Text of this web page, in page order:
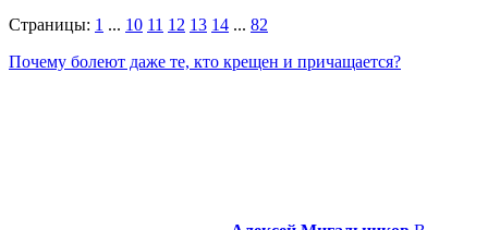
Страницы: 1 ... 10 11 12 13 14 ... 82
Почему болеют даже те, кто крещен и причащается?